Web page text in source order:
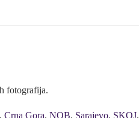
fotografija.
, Crna Gora, NOB, Sarajevo, SKOJ,